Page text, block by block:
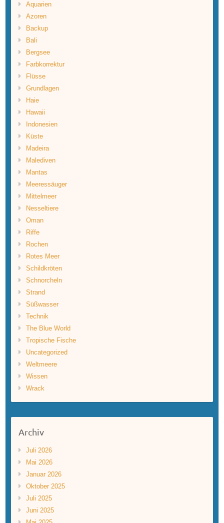
Aquarien
Azoren
Backup
Bali
Bergsee
Farbkorrektur
Flüsse
Grundlagen
Haie
Hawaii
Indonesien
Küste
Madeira
Malediven
Mantas
Meeressäuger
Mittelmeer
Nesseltiere
Oman
Riffe
Rochen
Rotes Meer
Schildkröten
Schnorcheln
Strand
Süßwasser
Technik
The Blue World
Tropische Fische
Uncategorized
Weltmeere
Wissen
Wrack
Archiv
Juli 2026
Mai 2026
Januar 2026
Oktober 2025
Juli 2025
Juni 2025